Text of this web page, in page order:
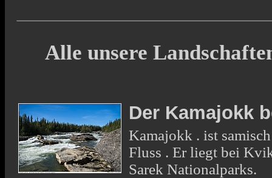
Alle unsere
Der Kamajokk
Kamajokk . ist
Fluss . Er liegt bei
Sarek Nationalparks.